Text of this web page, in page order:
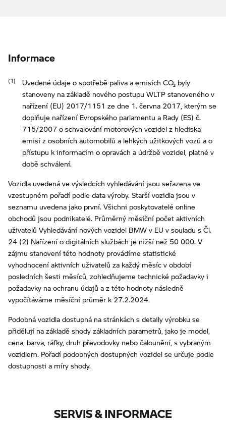
Informace
Uvedené údaje o spotřebě paliva a emisích CO₂ byly
stanoveny na základě nového postupu WLTP stanoveného v
nařízení (EU) 2017/1151 ze dne 1. června 2017, kterým se
doplňuje nařízení Evropského parlamentu a Rady (ES) č.
715/2007 o schvalování motorových vozidel z hlediska
emisí z osobních automobilů a lehkých užitkových vozů a o
přístupu k informacím o opravách a údržbě vozidel, platné v
době schválení.
Vozidla uvedená ve výsledcích vyhledávání jsou seřazena ve
vzestupném pořadí podle data výroby. Starší vozidla jsou v
seznamu uvedena jako první. Všichni poskytovatelé online
obchodů jsou podnikatelé. Průměrný měsíční počet aktivních
uživatelů Vyhledávání nových vozidel BMW v EU v souladu s Čl.
24 (2) Nařízení o digitálních službách je nižší než 50 000. V
zájmu stanovení této hodnoty provádíme statistické
vyhodnocení aktivních uživatelů za každý měsíc v období
posledních šesti měsíců, zohledňujeme technické požadavky i
požadavky na ochranu údajů a z této hodnoty následně
vypočítáváme měsíční průměr k 27.2.2024.
Podobná vozidla dostupná na stránkách s detaily výrobku se
přidělují na základě shody základních parametrů, jako je model,
cena, barva, ráfky, druh převodovky nebo čalounění, s vybraným
vozidlem. Pořadí podobných dostupných vozidel se určuje podle
dostupnosti a míry shody.
SERVIS & INFORMACE